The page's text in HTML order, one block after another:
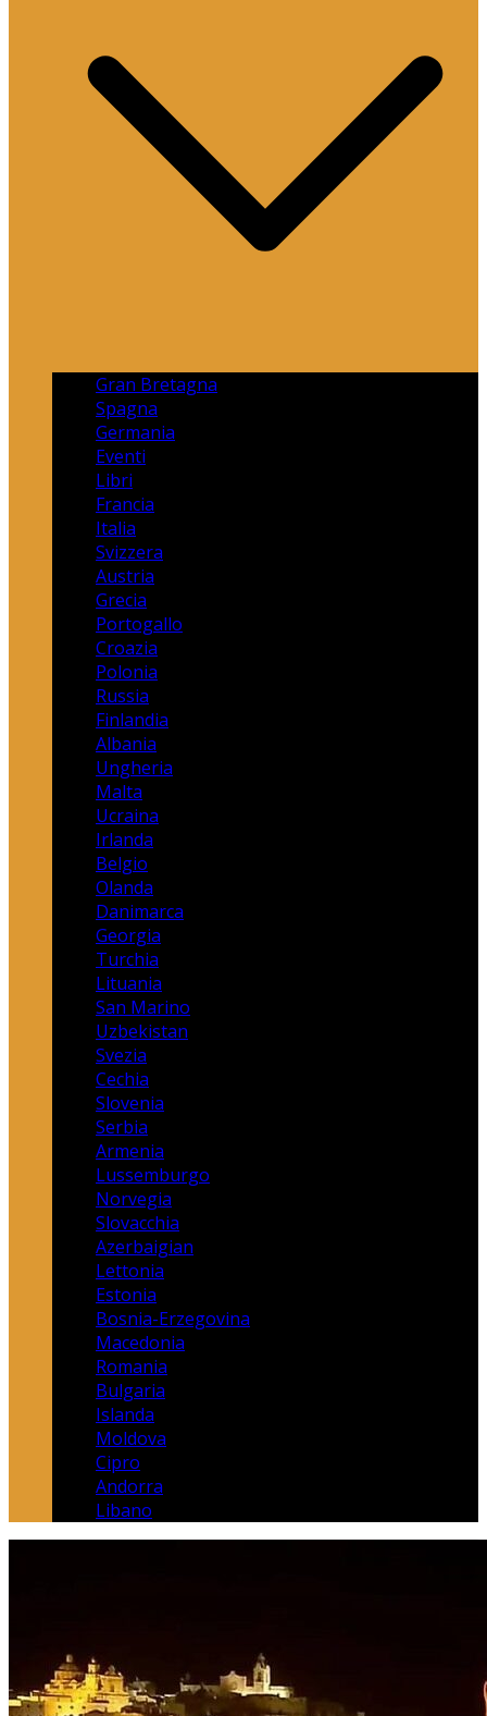
Gran Bretagna
Spagna
Germania
Eventi
Libri
Francia
Italia
Svizzera
Austria
Grecia
Portogallo
Croazia
Polonia
Russia
Finlandia
Albania
Ungheria
Malta
Ucraina
Irlanda
Belgio
Olanda
Danimarca
Georgia
Turchia
Lituania
San Marino
Uzbekistan
Svezia
Cechia
Slovenia
Serbia
Armenia
Lussemburgo
Norvegia
Slovacchia
Azerbaigian
Lettonia
Estonia
Bosnia-Erzegovina
Macedonia
Romania
Bulgaria
Islanda
Moldova
Cipro
Andorra
Libano